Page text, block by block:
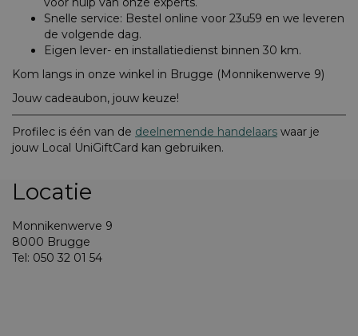
Snelle service: Bestel online voor 23u59 en we leveren
de volgende dag.
Eigen lever- en installatiedienst binnen 30 km.
Kom langs in onze winkel in Brugge (Monnikenwerve 9)
Jouw cadeaubon, jouw keuze!
Profilec is één van de deelnemende handelaars waar je
jouw Local UniGiftCard kan gebruiken.
Locatie
Monnikenwerve 9
8000 Brugge
Tel: 050 32 01 54